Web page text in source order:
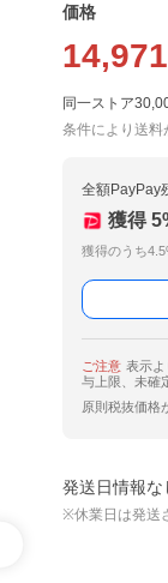
価格
14,971
同一ストア
条件により送料
全額PayPay
獲得 5
獲得のうち
ご注意 表示
与上限、未確
原則税抜価格
発送日情報な
※休業日は発送